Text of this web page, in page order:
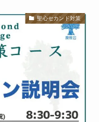
聖心セカンド対策